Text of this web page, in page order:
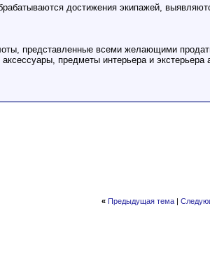
достижения экипажей,
представленные всеми желающими
аксессуары, предметы интерьера и
« Предыдущая тема|